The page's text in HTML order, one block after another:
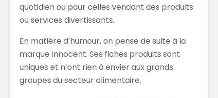
quotidien ou pour celles vendant des produits
ou services divertissants.
En matière d’humour, on pense de suite à la
marque Innocent. Ses fiches produits sont
uniques et n’ont rien à envier aux grands
groupes du secteur alimentaire.